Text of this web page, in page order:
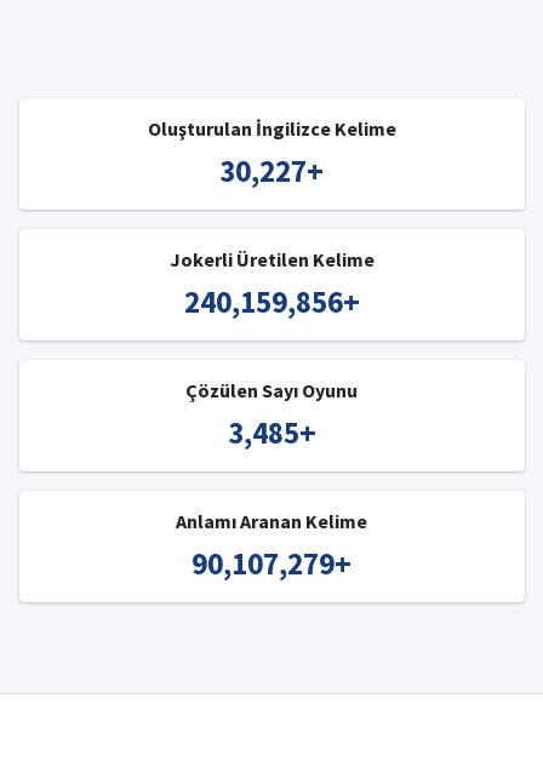
Oluşturulan İngilizce Kelime
30,227+
Jokerli Üretilen Kelime
240,159,856+
Çözülen Sayı Oyunu
3,485+
Anlamı Aranan Kelime
90,107,279+